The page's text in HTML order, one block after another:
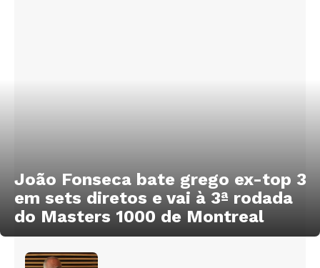
João Fonseca bate grego ex-top 3
em sets diretos e vai à 3ª rodada
do Masters 1000 de Montreal